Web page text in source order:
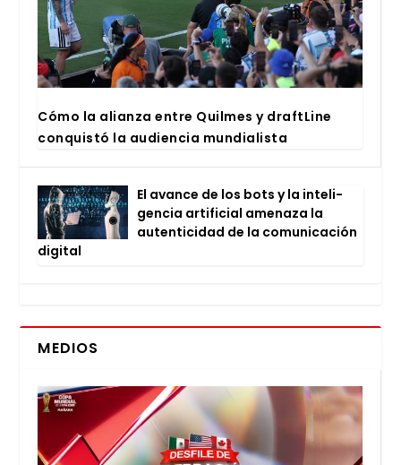
Cómo la alian­za entre Quil­mes y draftLi­ne
con­quis­tó la audien­cia mun­dia­lis­ta
El avan­ce de los bots y la inte­li­
gen­cia arti­fi­cial ame­na­za la
auten­ti­ci­dad de la comu­ni­ca­ción
digi­tal
MEDIOS